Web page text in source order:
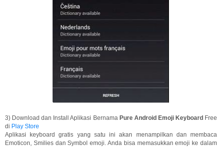
3) Download dan Install Aplikasi Bernama Pure Android Emoji KeyboardFree
di Play Store
Aplikasi keyboard gratis yang satu ini akan menampilkan dan membaca
Emoticon, Smilies dan Symbol emoji. Anda bisa memasukkan emoji ke dalam